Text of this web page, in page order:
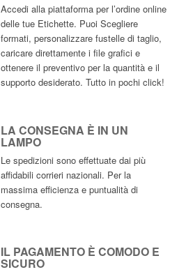
Accedi alla piattaforma per l’ordine online
delle tue Etichette. Puoi Scegliere
formati, personalizzare fustelle di taglio,
caricare direttamente i file grafici e
ottenere il preventivo per la quantità e il
supporto desiderato. Tutto in pochi click!
LA CONSEGNA È IN UN
LAMPO
Le spedizioni sono effettuate dai più
affidabili corrieri nazionali. Per la
massima efficienza e puntualità di
consegna.
IL PAGAMENTO È COMODO E
SICURO